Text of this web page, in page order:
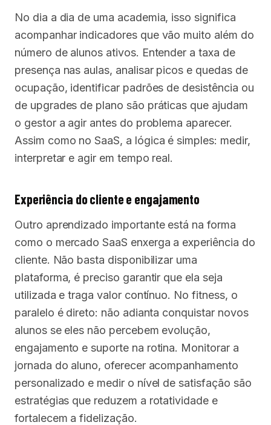
No dia a dia de uma academia, isso significa
acompanhar indicadores que vão muito além do
número de alunos ativos. Entender a taxa de
presença nas aulas, analisar picos e quedas de
ocupação, identificar padrões de desistência ou
de upgrades de plano são práticas que ajudam
o gestor a agir antes do problema aparecer.
Assim como no SaaS, a lógica é simples: medir,
interpretar e agir em tempo real.
Experiência do cliente e engajamento
Outro aprendizado importante está na forma
como o mercado SaaS enxerga a experiência do
cliente. Não basta disponibilizar uma
plataforma, é preciso garantir que ela seja
utilizada e traga valor contínuo. No fitness, o
paralelo é direto: não adianta conquistar novos
alunos se eles não percebem evolução,
engajamento e suporte na rotina. Monitorar a
jornada do aluno, oferecer acompanhamento
personalizado e medir o nível de satisfação são
estratégias que reduzem a rotatividade e
fortalecem a fidelização.